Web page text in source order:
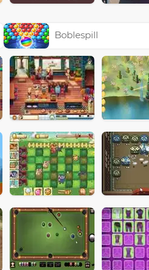
Boblespill